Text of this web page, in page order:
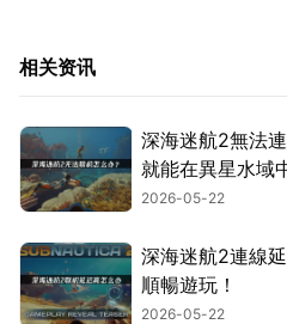
相关资讯
深海迷航2無法
就能在異星水域
2026-05-22
深海迷航2連線
順暢遊玩！
2026-05-22